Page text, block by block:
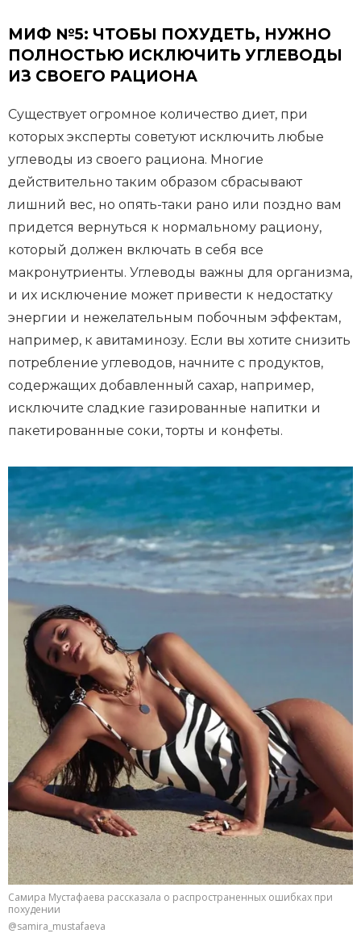
МИФ №5: ЧТОБЫ ПОХУДЕТЬ, НУЖНО
ПОЛНОСТЬЮ ИСКЛЮЧИТЬ УГЛЕВОДЫ
ИЗ СВОЕГО РАЦИОНА
Существует огромное количество диет, при
которых эксперты советуют исключить любые
углеводы из своего рациона. Многие
действительно таким образом сбрасывают
лишний вес, но опять-таки рано или поздно вам
придется вернуться к нормальному рациону,
который должен включать в себя все
макронутриенты. Углеводы важны для организма,
и их исключение может привести к недостатку
энергии и нежелательным побочным эффектам,
например, к авитаминозу. Если вы хотите снизить
потребление углеводов, начните с продуктов,
содержащих добавленный сахар, например,
исключите сладкие газированные напитки и
пакетированные соки, торты и конфеты.
Самира Мустафаева рассказала о распространенных ошибках при
похудении
@samira_mustafaeva